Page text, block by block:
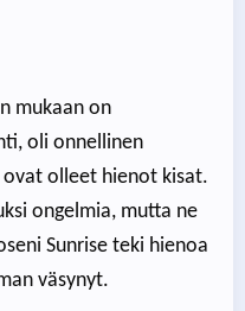
mukaan on
oli onnellinen
olleet hienot kisat.
ongelmia, mutta ne
Sunrise teki hienoa
väsynyt.